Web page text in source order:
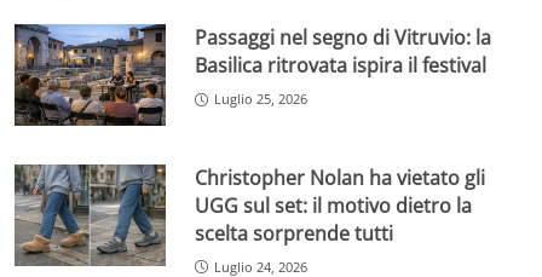
Passaggi nel segno di Vitruvio: la
Basilica ritrovata ispira il festival
Luglio 25, 2026
Christopher Nolan ha vietato gli
UGG sul set: il motivo dietro la
scelta sorprende tutti
Luglio 24, 2026